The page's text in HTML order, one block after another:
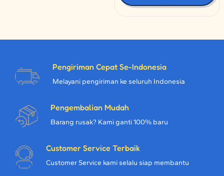
Pengiriman Cepat Se-Indonesia
Melayani pengiriman ke seluruh Indonesia
Pengembalian Mudah
Barang rusak? Kami ganti 100% baru
Customer Service Terbaik
Customer Service kami selalu siap membantu